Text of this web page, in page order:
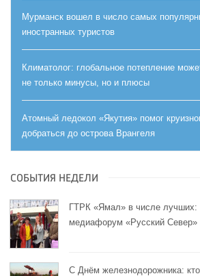
Мурманск вошел в число самых
иностранных туристов
Климатолог: глобальное потепление
не только минусы, но и плюсы
Атомный ледокол «Якутия» помог
добраться до острова Врангеля
СОБЫТИЯ НЕДЕЛИ
ГТРК «Ямал» в числе лучших:
медиафорум «Русский Север»
С Днём железнодорожника: